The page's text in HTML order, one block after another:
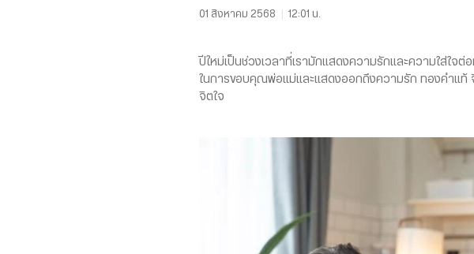
01 สิงหาคม 2568 12:01 น.
ปีใหม่เป็นช่วงเวลาที่เรามักแสดงความรักและความใส่ใ
ในการขอบคุณพ่อแม่และแสดงออกถึงความรัก ทองคำแท้
จิตใจ